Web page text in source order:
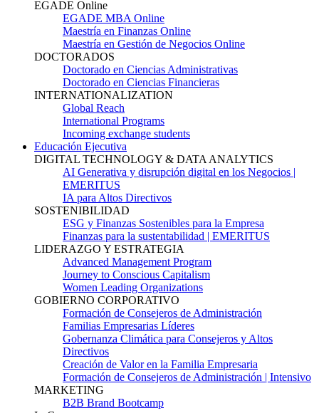
EGADE Online
EGADE MBA Online
Maestría en Finanzas Online
Maestría en Gestión de Negocios Online
DOCTORADOS
Doctorado en Ciencias Administrativas
Doctorado en Ciencias Financieras
INTERNATIONALIZATION
Global Reach
International Programs
Incoming exchange students
Educación Ejecutiva
DIGITAL TECHNOLOGY & DATA ANALYTICS
AI Generativa y disrupción digital en los Negocios |
EMERITUS
IA para Altos Directivos
SOSTENIBILIDAD
ESG y Finanzas Sostenibles para la Empresa
Finanzas para la sustentabilidad | EMERITUS
LIDERAZGO Y ESTRATEGIA
Advanced Management Program
Journey to Conscious Capitalism
Women Leading Organizations
GOBIERNO CORPORATIVO
Formación de Consejeros de Administración
Familias Empresarias Líderes
Gobernanza Climática para Consejeros y Altos
Directivos
Creación de Valor en la Familia Empresaria
Formación de Consejeros de Administración | Intensivo
MARKETING
B2B Brand Bootcamp